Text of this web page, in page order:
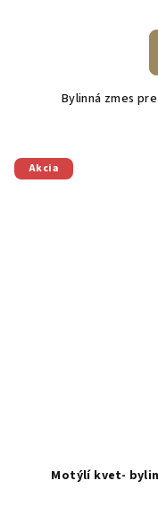
Bylinná zmes
Akcia
Motýlí kvet-